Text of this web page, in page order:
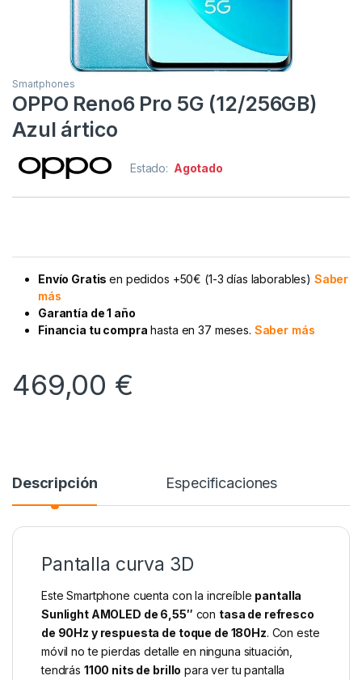
Smartphones
OPPO Reno6 Pro 5G (12/256GB)
Azul ártico
Estado: Agotado
Envío Gratisen pedidos +50€ (1-3 días laborables) Saber
más
Garantía de 1 año
Financia tu compra hasta en 37 meses. Saber más
469,00 €
Descripción Especificaciones
Pantalla curva 3D
Este Smartphone cuenta con la increíble pantalla
Sunlight AMOLED de 6,55″ con tasa de refresco
de 90Hz y respuesta de toque de 180Hz. Con este
móvil no te pierdas detalle en ninguna situación,
tendrás 1100 nits de brillo para ver tu pantalla